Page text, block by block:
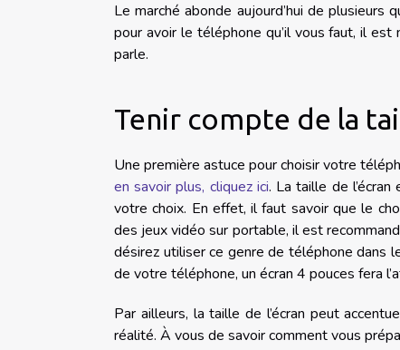
Le marché abonde aujourd’hui de
pour avoir le téléphone qu’il vous faut, il
parle.
Tenir compte de la
Une première astuce pour choisir votre
en savoir plus, cliquez ici. La taille de
votre choix. En effet, il faut savoir que le
des jeux vidéo sur portable, il est
désirez utiliser ce genre de téléphone dans
de votre téléphone, un écran 4 pouces fera
Par ailleurs, la taille de l’écran peut
réalité. À vous de savoir comment vous